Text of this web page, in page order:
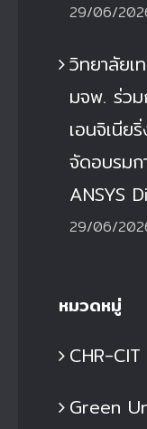
29/06/
วิทยาลัยเ
มจพ. ร่ว
เอนจิเนีย
จัดอบรม
ANSYS
29/06/
หมวดหมู่
CHR-CIT
Green